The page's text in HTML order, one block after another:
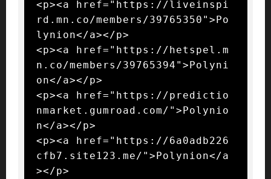
<p><a href="https://liveinspi
rd.mn.co/members/39765350">Po
lynion</a></p>
<p><a href="https://hetspel.m
n.co/members/39765394">Polyni
on</a></p>
<p><a href="https://predictio
nmarket.gumroad.com/">Polynio
n</a></p>
<p><a href="https://6a0adb226
cfb7.site123.me/">Polynion</a
></p>